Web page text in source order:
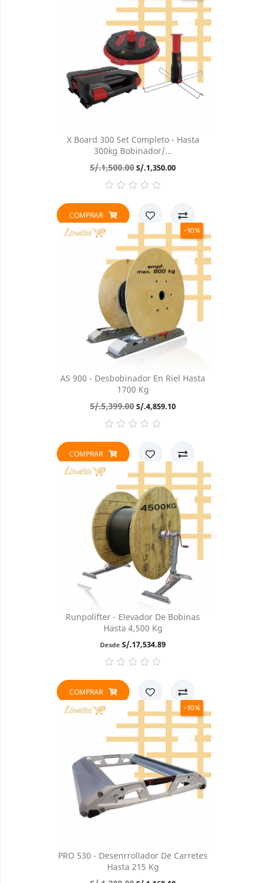
X Board 300 Set Completo - Hasta
300kg Bobinador/...
Precio
S/.1,500.00Precio
S/.1,350.00
COMPRAR
AS 900 - Desbobinador En Riel Hasta
1700 Kg
Precio
S/.5,399.00Precio
S/.4,859.10
COMPRAR
-10%
Runpolifter - Elevador De Bobinas
Hasta 4,500 Kg
Desde Precio
S/.17,534.89
COMPRAR
PRO 530 - Desenrrollador De Carretes
Hasta 215 Kg
-10%